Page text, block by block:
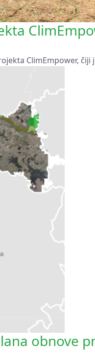
ClimEmpower,
obnove